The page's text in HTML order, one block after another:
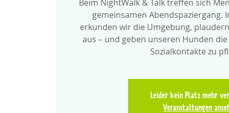
Beim NightWalk & Talk treffen sich
gemeinsamen Abendspaziergang.
erkunden wir die Umgebung,
aus – und geben unseren Hunden
Sozialkontakte zu
Leider kein Platz mehr
Veranstaltungen